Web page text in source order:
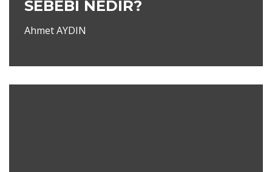
SEBEBİ NEDİR?
Ahmet AYDIN